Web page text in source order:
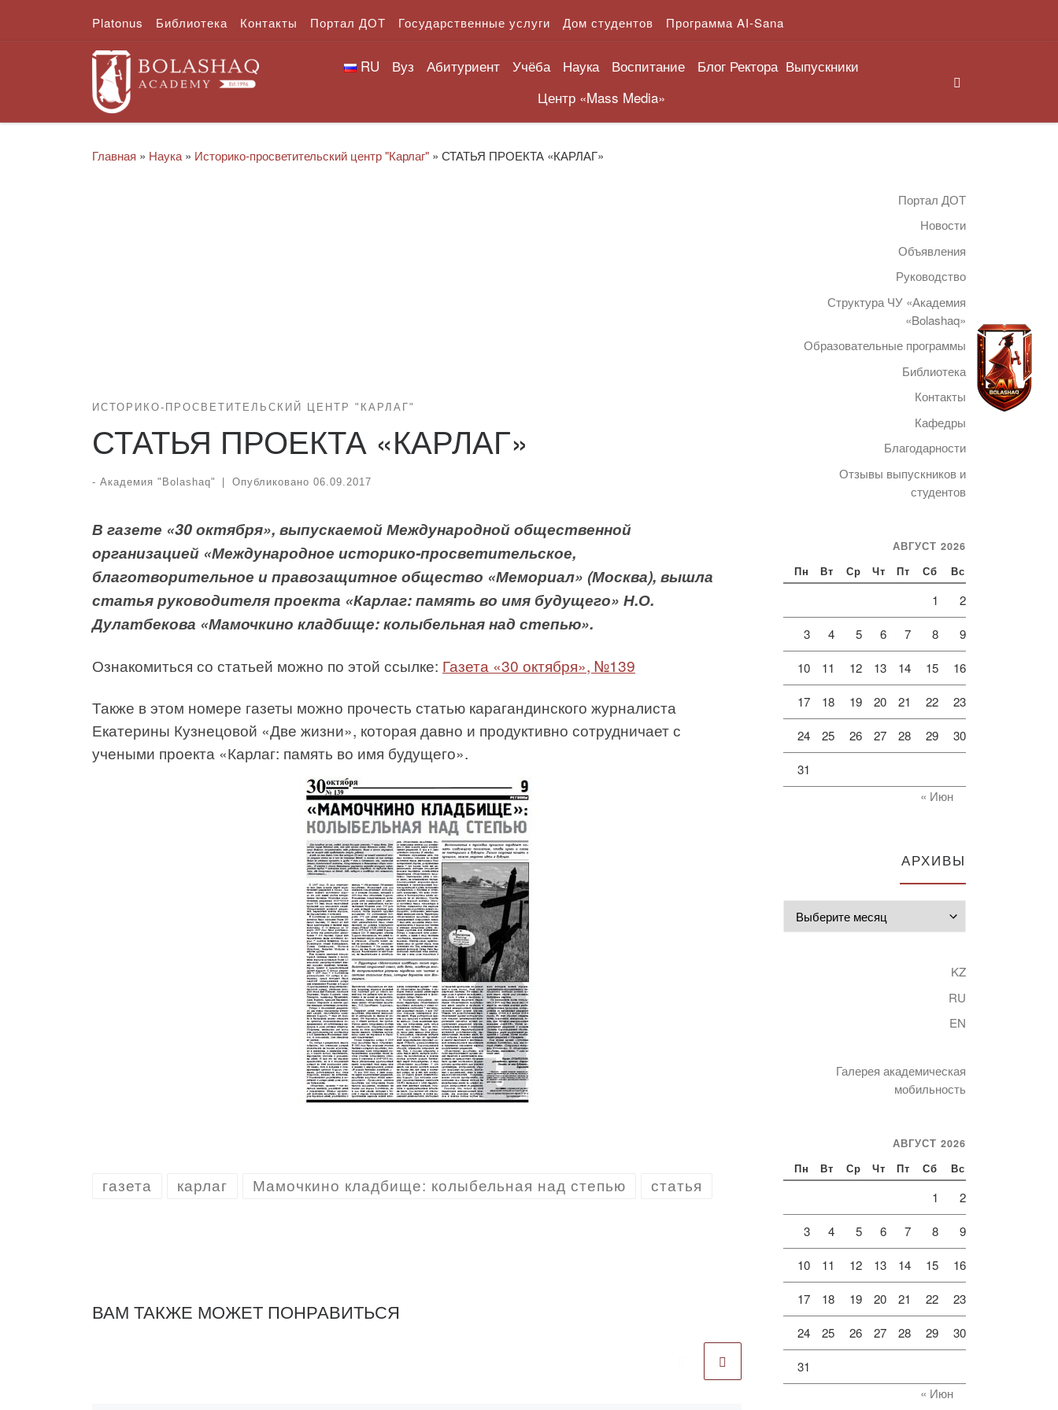
Перейти к содержимому
Platonus Библиотека Контакты Портал ДОТ Государственные услуги Дом студентов Программа AI-Sana
RU Вуз Абитуриент Учёба Наука Воспитание Блог Ректора Выпускники
Центр «Mass Media»
Главная » Наука » Историко-просветительский центр "Карлаг" » СТАТЬЯ ПРОЕКТА «КАРЛАГ»
ИСТОРИКО-ПРОСВЕТИТЕЛЬСКИЙ ЦЕНТР "КАРЛАГ"
СТАТЬЯ ПРОЕКТА «КАРЛАГ»
- Академия "Bolashaq" Опубликовано 06.09.2017
В газете «30 октября», выпускаемой Международной общественной
организацией «Международное историко-просветительское,
благотворительное и правозащитное общество «Мемориал» (Москва), вышла
статья руководителя проекта «Карлаг: память во имя будущего» Н.О.
Дулатбекова «Мамочкино кладбище: колыбельная над степью».
Ознакомиться со статьей можно по этой ссылке: Газета «30 октября», №139
Также в этом номере газеты можно прочесть статью карагандинского журналиста
Екатерины Кузнецовой «Две жизни», которая давно и продуктивно сотрудничает с
учеными проекта «Карлаг: память во имя будущего».
газета карлаг Мамочкино кладбище: колыбельная над степью статья
ВАМ ТАКЖЕ МОЖЕТ ПОНРАВИТЬСЯ
Портал ДОТ
Новости
Объявления
Руководство
Структура ЧУ «Академия
«Bolashaq»
Образовательные программы
Библиотека
Контакты
Кафедры
Благодарности
Отзывы выпускников и
студентов
АВГУСТ 2026
Пн Вт Ср Чт Пт Сб Вс
1 2
3 4 5 6 7 8 9
10 11 12 13 14 15 16
17 18 19 20 21 22 23
24 25 26 27 28 29 30
31
« Июн
АРХИВЫ
KZ
RU
EN
Галерея академическая
мобильность
АВГУСТ 2026
Пн Вт Ср Чт Пт Сб Вс
1 2
3 4 5 6 7 8 9
10 11 12 13 14 15 16
17 18 19 20 21 22 23
24 25 26 27 28 29 30
31
« Июн